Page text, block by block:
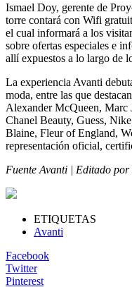
Ismael Doy, gerente de
torre contará con Wifi
el cual informará a los
sobre ofertas especiales e
allí expuestos a lo largo de
La experiencia Avanti
moda, entre las que
Alexander McQueen, Marc
Chanel Beauty, Guess,
Blaine, Fleur of England,
representación oficial,
Fuente Avanti | Editado
ETIQUETAS
Avanti
Facebook
Twitter
Pinterest